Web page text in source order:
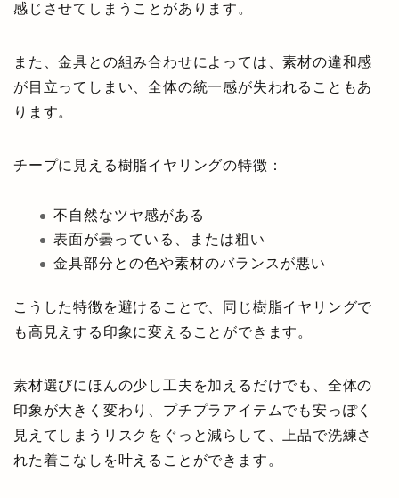
感じさせてしまうことがあります。
また、金具との組み合わせによっては、素材の違和感
が目立ってしまい、全体の統一感が失われることもあ
ります。
チープに見える樹脂イヤリングの特徴：
不自然なツヤ感がある
表面が曇っている、または粗い
金具部分との色や素材のバランスが悪い
こうした特徴を避けることで、同じ樹脂イヤリングで
も高見えする印象に変えることができます。
素材選びにほんの少し工夫を加えるだけでも、全体の
印象が大きく変わり、プチプラアイテムでも安っぽく
見えてしまうリスクをぐっと減らして、上品で洗練さ
れた着こなしを叶えることができます。